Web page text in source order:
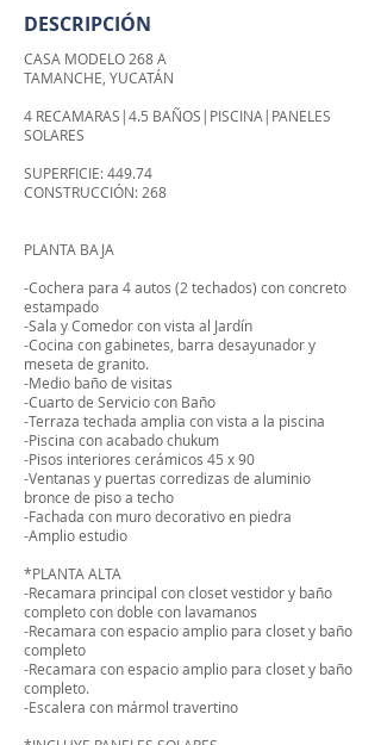
DESCRIPCIÓN
CASA MODELO 268 A
TAMANCHE, YUCATÁN
4 RECAMARAS|4.5 BAÑOS|PISCINA|PANELES
SOLARES
SUPERFICIE: 449.74
CONSTRUCCIÓN: 268
PLANTA BAJA
-Cochera para 4 autos (2 techados) con concreto
estampado
-Sala y Comedor con vista al Jardín
-Cocina con gabinetes, barra desayunador y
meseta de granito.
-Medio baño de visitas
-Cuarto de Servicio con Baño
-Terraza techada amplia con vista a la piscina
-Piscina con acabado chukum
-Pisos interiores cerámicos 45 x 90
-Ventanas y puertas corredizas de aluminio
bronce de piso a techo
-Fachada con muro decorativo en piedra
​-Amplio estudio
*PLANTA ALTA
-Recamara principal con closet vestidor y baño
completo con doble con lavamanos
-Recamara con espacio amplio para closet y baño
completo
-Recamara con espacio amplio para closet y baño
completo.
-Escalera con mármol travertino